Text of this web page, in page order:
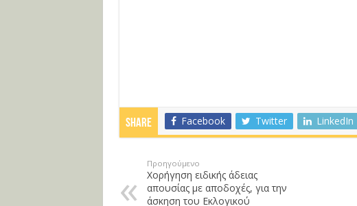
Share Facebook Twitter LinkedIn
Προηγούμενο
Χορήγηση ειδικής άδειας
απουσίας με αποδοχές, για την
άσκηση του Εκλογικού